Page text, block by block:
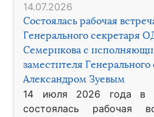
14.07.2026
Состоялась рабочая
Генерального секретаря
Семерикова с
заместителя
Александром Зуевым
14 июля 2026 года в
состоялась рабочая